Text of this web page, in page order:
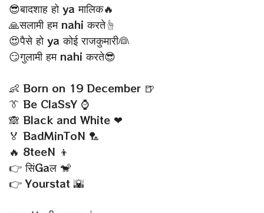
😎बादशाह हो ya मालिक🔥
🙏सलामी हम nahi करते☝
😍पैसे हो ya कोई राजकुमारी👰
😏गुलामी हम nahi करते😎
👶 Born on 19 December 🍺
👔 Be ClaSsY ⌚
🙈 Black and White ❤
🏅 BadMinToN 🏸
🔥 8teeN 👦
👉 सिंGaल 🐒
👉 Yourstat 🌇